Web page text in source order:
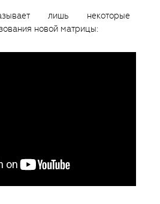
лишь некоторые
новой матрицы: